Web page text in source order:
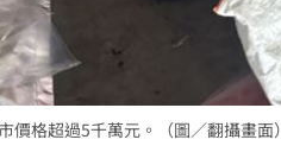
格超過5千萬元。（圖／翻攝畫面）